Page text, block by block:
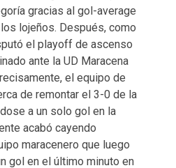
gracias al gol-average
lojeños. Después, como
el playoff de ascenso
ante la UD Maracena
el equipo de
de remontar el 3-0 de la
a un solo gol en la
acabó cayendo
maracenero que luego
gol en el último minuto en